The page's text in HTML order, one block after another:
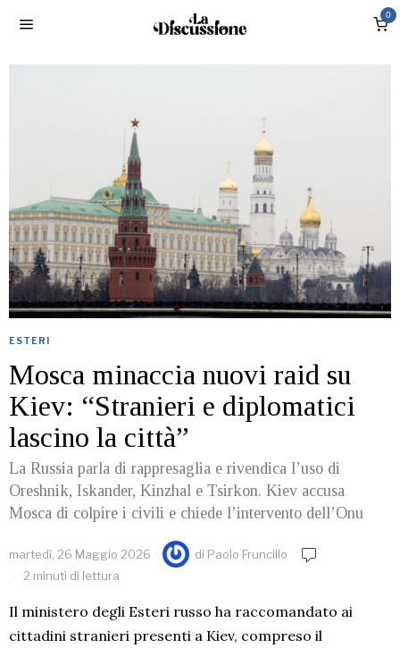
0
ESTERI
Mosca minaccia nuovi raid su
Kiev: “Stranieri e diplomatici
lascino la città”
La Russia parla di rappresaglia e rivendica l’uso di
Oreshnik, Iskander, Kinzhal e Tsirkon. Kiev accusa
Mosca di colpire i civili e chiede l’intervento dell’Onu
martedì, 26 Maggio 2026 di Paolo Fruncillo
2 minuti di lettura
Il ministero degli Esteri russo ha raccomandato ai
cittadini stranieri presenti a Kiev, compreso il